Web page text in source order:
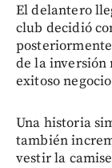
El delantero
club decidió
de la
exitoso
Una historia
también
vestir la